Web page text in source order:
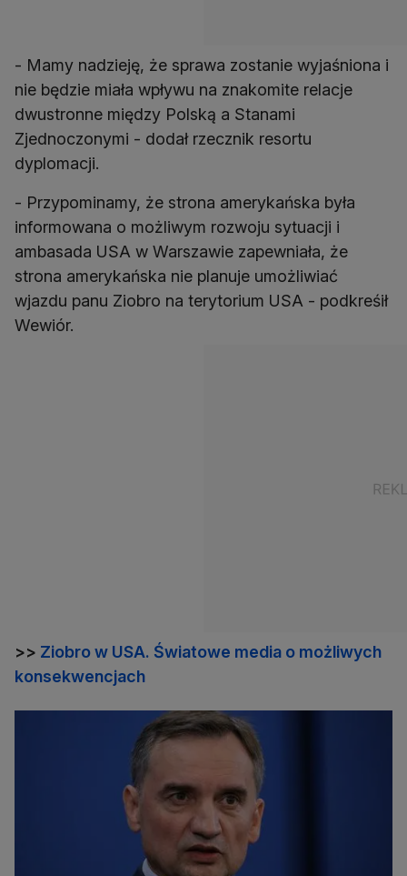
- Mamy nadzieję, że sprawa zostanie wyjaśniona i
nie będzie miała wpływu na znakomite relacje
dwustronne między Polską a Stanami
Zjednoczonymi - dodał rzecznik resortu
dyplomacji.
- Przypominamy, że strona amerykańska była
informowana o możliwym rozwoju sytuacji i
ambasada USA w Warszawie zapewniała, że
strona amerykańska nie planuje umożliwiać
wjazdu panu Ziobro na terytorium USA - podkreśił
Wewiór.
>> Ziobro w USA. Światowe media o możliwych
konsekwencjach